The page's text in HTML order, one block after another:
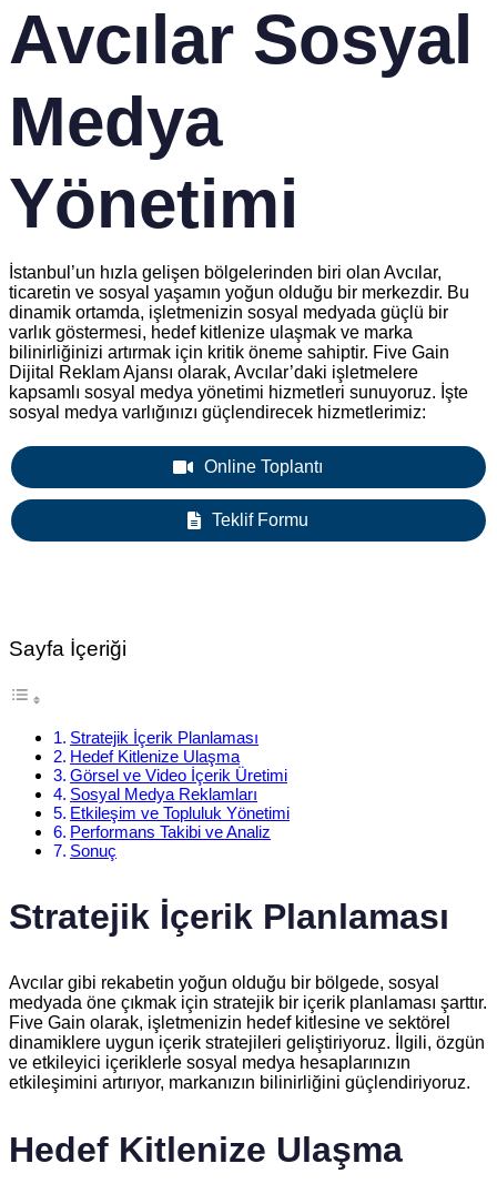
Avcılar Sosyal
Medya
Yönetimi
İstanbul’un hızla gelişen bölgelerinden biri olan Avcılar,
ticaretin ve sosyal yaşamın yoğun olduğu bir merkezdir. Bu
dinamik ortamda, işletmenizin sosyal medyada güçlü bir
varlık göstermesi, hedef kitlenize ulaşmak ve marka
bilinirliğinizi artırmak için kritik öneme sahiptir. Five Gain
Dijital Reklam Ajansı olarak, Avcılar’daki işletmelere
kapsamlı sosyal medya yönetimi hizmetleri sunuyoruz. İşte
sosyal medya varlığınızı güçlendirecek hizmetlerimiz:
Online Toplantı
Teklif Formu
Sayfa İçeriği
Stratejik İçerik Planlaması
Hedef Kitlenize Ulaşma
Görsel ve Video İçerik Üretimi
Sosyal Medya Reklamları
Etkileşim ve Topluluk Yönetimi
Performans Takibi ve Analiz
Sonuç
Stratejik İçerik Planlaması
Avcılar gibi rekabetin yoğun olduğu bir bölgede, sosyal
medyada öne çıkmak için stratejik bir içerik planlaması şarttır.
Five Gain olarak, işletmenizin hedef kitlesine ve sektörel
dinamiklere uygun içerik stratejileri geliştiriyoruz. İlgili, özgün
ve etkileyici içeriklerle sosyal medya hesaplarınızın
etkileşimini artırıyor, markanızın bilinirliğini güçlendiriyoruz.
Hedef Kitlenize Ulaşma